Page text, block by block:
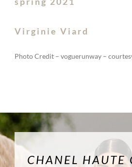
Virginie Viard
Photo Credit – voguerunway –
CHANEL HAUTE